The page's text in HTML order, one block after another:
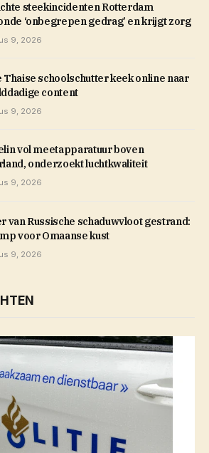
steekincidenten Rotterdam
‘onbegrepen gedrag’ en krijgt zorg
9, 2026
Thaise schoolschutter keek online naar
content
9, 2026
vol meetapparatuur boven
onderzoekt luchtkwaliteit
9, 2026
van Russische schaduwvloot gestrand:
voor Omaanse kust
9, 2026